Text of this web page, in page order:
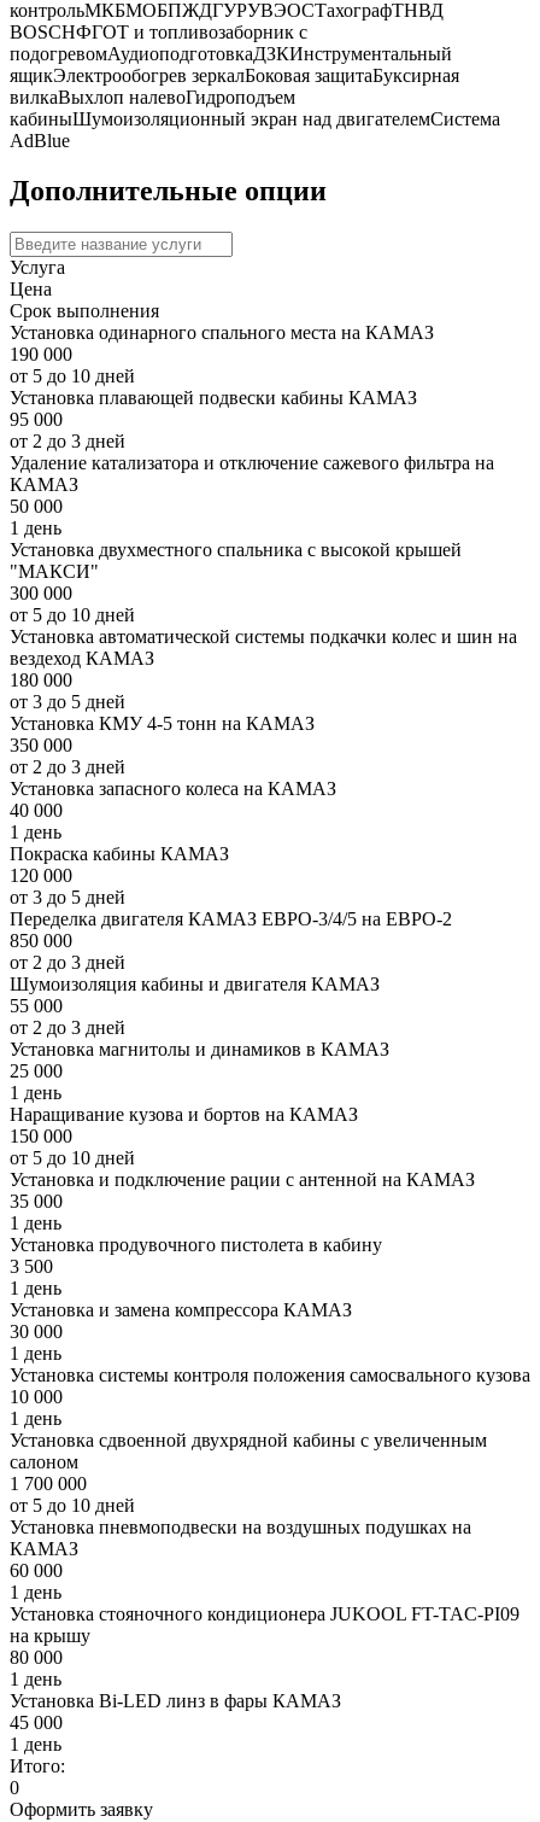
контрольМКБМОБПЖДГУРУВЭОСТахографТНВД
BOSCHФГОТ и топливозаборник с
подогревомАудиоподготовкаДЗКИнструментальный
ящикЭлектрообогрев зеркалБоковая защитаБуксирная
вилкаВыхлоп налевоГидроподъем
кабиныШумоизоляционный экран над двигателемСистема
AdBlue
Дополнительные опции
Услуга
Цена
Срок выполнения
Установка одинарного спального места на КАМАЗ
190 000
от 5 до 10 дней
Установка плавающей подвески кабины КАМАЗ
95 000
от 2 до 3 дней
Удаление катализатора и отключение сажевого фильтра на
КАМАЗ
50 000
1 день
Установка двухместного спальника с высокой крышей
"МАКСИ"
300 000
от 5 до 10 дней
Установка автоматической системы подкачки колес и шин на
вездеход КАМАЗ
180 000
от 3 до 5 дней
Установка КМУ 4-5 тонн на КАМАЗ
350 000
от 2 до 3 дней
Установка запасного колеса на КАМАЗ
40 000
1 день
Покраска кабины КАМАЗ
120 000
от 3 до 5 дней
Переделка двигателя КАМАЗ ЕВРО-3/4/5 на ЕВРО-2
850 000
от 2 до 3 дней
Шумоизоляция кабины и двигателя КАМАЗ
55 000
от 2 до 3 дней
Установка магнитолы и динамиков в КАМАЗ
25 000
1 день
Наращивание кузова и бортов на КАМАЗ
150 000
от 5 до 10 дней
Установка и подключение рации с антенной на КАМАЗ
35 000
1 день
Установка продувочного пистолета в кабину
3 500
1 день
Установка и замена компрессора КАМАЗ
30 000
1 день
Установка системы контроля положения самосвального кузова
10 000
1 день
Установка сдвоенной двухрядной кабины с увеличенным
салоном
1 700 000
от 5 до 10 дней
Установка пневмоподвески на воздушных подушках на
КАМАЗ
60 000
1 день
Установка стояночного кондиционера JUKOOL FT-TAC-PI09
на крышу
80 000
1 день
Установка Bi-LED линз в фары КАМАЗ
45 000
1 день
Итого:
0
Оформить заявку